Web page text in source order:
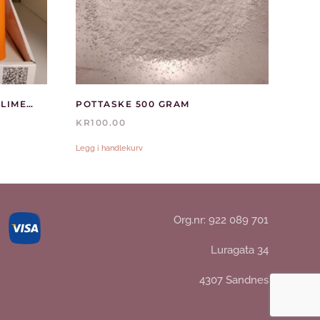
NÅLETWISTER MED NÅLER LIMEGRØN
POTTASKE 500 GRAM
KR100.00
Legg i handlekurv
Org.nr: 922 089 701
Luragata 34
4307 Sandnes